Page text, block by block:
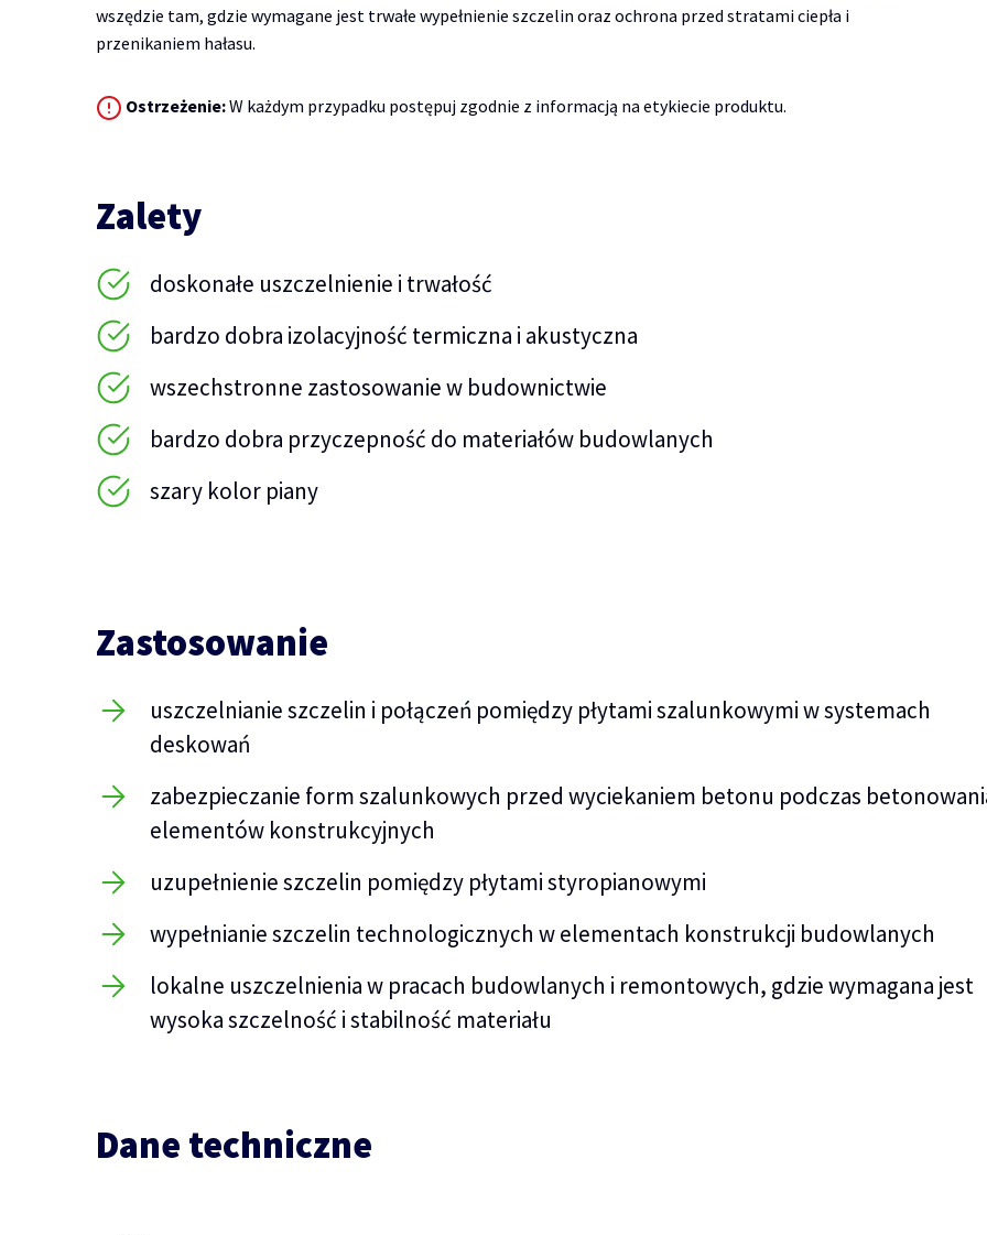
wszędzie tam, gdzie wymagane jest trwałe wypełnienie szczelin oraz ochrona przed stratami ciepła i
przenikaniem hałasu.
Ostrzeżenie:W każdym przypadku postępuj zgodnie z informacją na etykiecie produktu.
Zalety
doskonałe uszczelnienie i trwałość
bardzo dobra izolacyjność termiczna i akustyczna
wszechstronne zastosowanie w budownictwie
bardzo dobra przyczepność do materiałów budowlanych
szary kolor piany
Zastosowanie
uszczelnianie szczelin i połączeń pomiędzy płytami szalunkowymi w systemach
deskowań
zabezpieczanie form szalunkowych przed wyciekaniem betonu podczas
elementów konstrukcyjnych
uzupełnienie szczelin pomiędzy płytami styropianowymi
wypełnianie szczelin technologicznych w elementach konstrukcji budowlanych
lokalne uszczelnienia w pracach budowlanych i remontowych, gdzie wymagana jest
wysoka szczelność i stabilność materiału
Dane techniczne